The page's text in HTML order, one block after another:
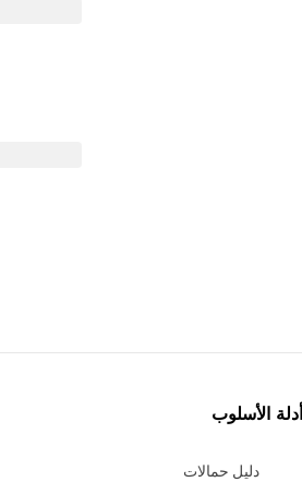
أدلة الأسلوب
دليل حمالات